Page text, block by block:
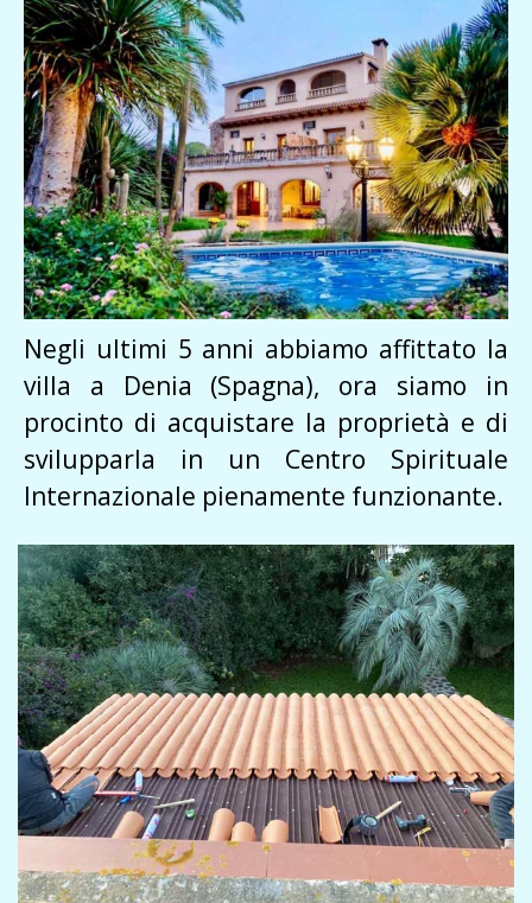
Negli ultimi 5 anni abbiamo affittato la
villa a Denia (Spagna), ora siamo in
procinto di acquistare la proprietà e di
svilupparla in un Centro Spirituale
Internazionale pienamente funzionante.